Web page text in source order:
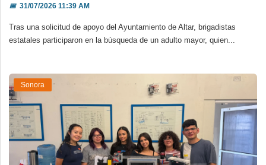
📅31/07/2026 11:39 AM
Tras una solicitud de apoyo del Ayuntamiento de Altar, brigadistas
estatales participaron en la búsqueda de un adulto mayor, quien...
Sonora